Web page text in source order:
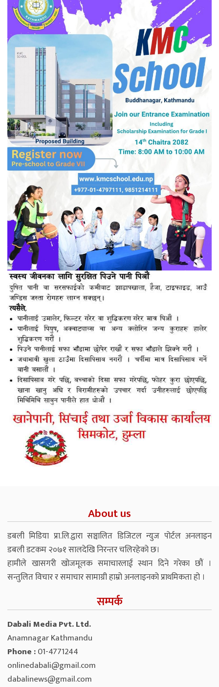
About us
डबली मिडिया प्रा.लि.द्वारा सञ्चालित डिजिटल न्युज पोर्टल अनलाइन
डबली डटकम २०७१ सालदेखि निरन्तर चलिरहेको छ।
हामीले खासगरी खोजमूलक समाचारलाई स्थान दिने गरेका छौं ।
सन्तुलित विचार र समाचार सामाग्री हाम्रो अनलाइनको प्राथमिकता हो ।
सम्पर्क
Dabali Media Pvt. Ltd.
Anamnagar Kathmandu
Phone :01-4771244
onlinedabali@gmail.com
dabalinews@gmail.com